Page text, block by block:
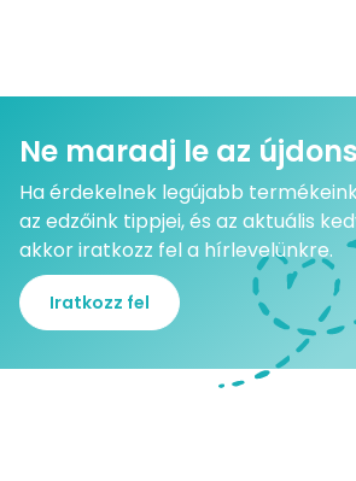
Ne maradj le az
Ha érdekelnek legújabb
az edzőink tippjei, és az aktuális
akkor iratkozz fel a hírlevelünkre.
Iratkozz fel